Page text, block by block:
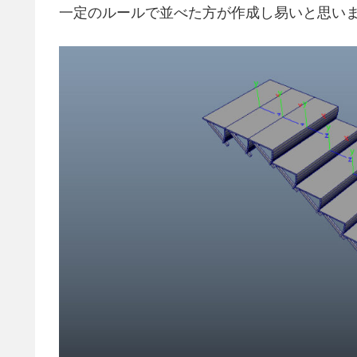
一定のルールで並べた方が作成し易いと思い